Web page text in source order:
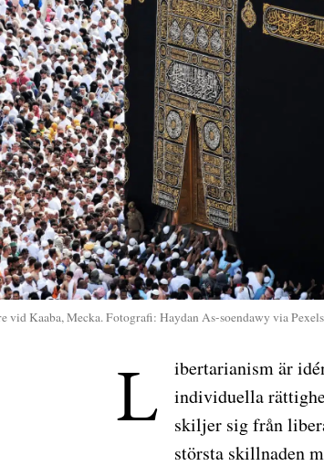
vid Kaaba, Mecka. Fotografi: Haydan As-soendawy via Pexels
L
ibertarianism är
individuella
skiljer sig från
största skillnaden